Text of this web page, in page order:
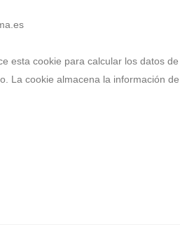
esta cookie para calcular los datos
La cookie almacena la información